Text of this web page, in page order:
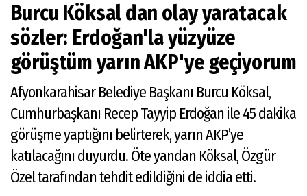
Burcu Köksal dan olay yaratacak
sözler: Erdoğan'la yüzyüze
görüştüm yarın AKP'ye geçiyorum
Afyonkarahisar Belediye Başkanı Burcu Köksal,
Cumhurbaşkanı Recep Tayyip Erdoğan ile 45 dakika
görüşme yaptığını belirterek, yarın AKP’ye
katılacağını duyurdu. Öte yandan Köksal, Özgür
Özel tarafından tehdit edildiğini de iddia etti.